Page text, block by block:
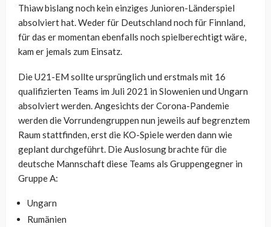
Thiaw bislang noch kein einziges Junioren-Länderspiel
absolviert hat. Weder für Deutschland noch für Finnland,
für das er momentan ebenfalls noch spielberechtigt wäre,
kam er jemals zum Einsatz.
Die U21-EM sollte ursprünglich und erstmals mit 16
qualifizierten Teams im Juli 2021 in Slowenien und Ungarn
absolviert werden. Angesichts der Corona-Pandemie
werden die Vorrundengruppen nun jeweils auf begrenztem
Raum stattfinden, erst die KO-Spiele werden dann wie
geplant durchgeführt. Die Auslosung brachte für die
deutsche Mannschaft diese Teams als Gruppengegner in
Gruppe A:
Ungarn
Rumänien